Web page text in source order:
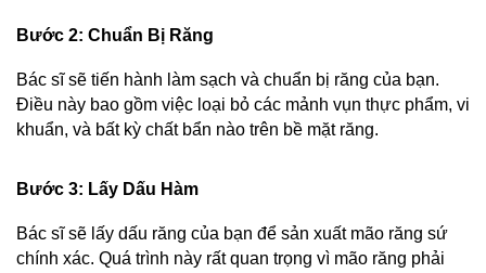
Bước 2: Chuẩn Bị Răng
Bác sĩ sẽ tiến hành làm sạch và chuẩn bị răng của bạn.
Điều này bao gồm việc loại bỏ các mảnh vụn thực phẩm, vi
khuẩn, và bất kỳ chất bẩn nào trên bề mặt răng.
Bước 3: Lấy Dấu Hàm
Bác sĩ sẽ lấy dấu răng của bạn để sản xuất mão răng sứ
chính xác. Quá trình này rất quan trọng vì mão răng phải